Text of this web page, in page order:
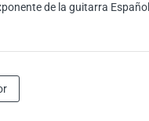
de la guitarra